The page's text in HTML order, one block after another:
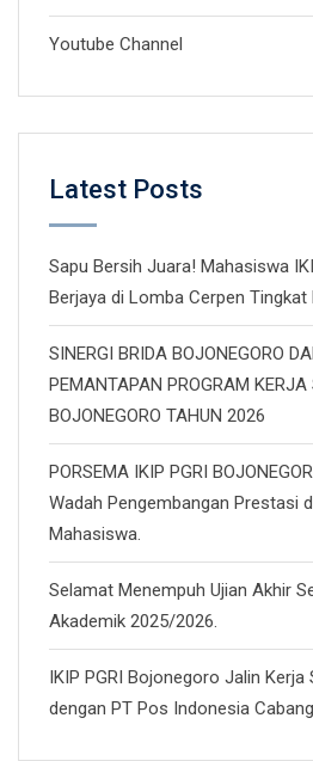
Youtube Channel
Latest Posts
Sapu Bersih Juara! Mahasiswa
Berjaya di Lomba Cerpen Tingkat
SINERGI BRIDA BOJONEGORO
PEMANTAPAN PROGRAM
BOJONEGORO TAHUN 2026
PORSEMA IKIP PGRI
Wadah Pengembangan Prestasi
Mahasiswa.
Selamat Menempuh Ujian Akhir
Akademik 2025/2026.
IKIP PGRI Bojonegoro Jalin Kerja
dengan PT Pos Indonesia